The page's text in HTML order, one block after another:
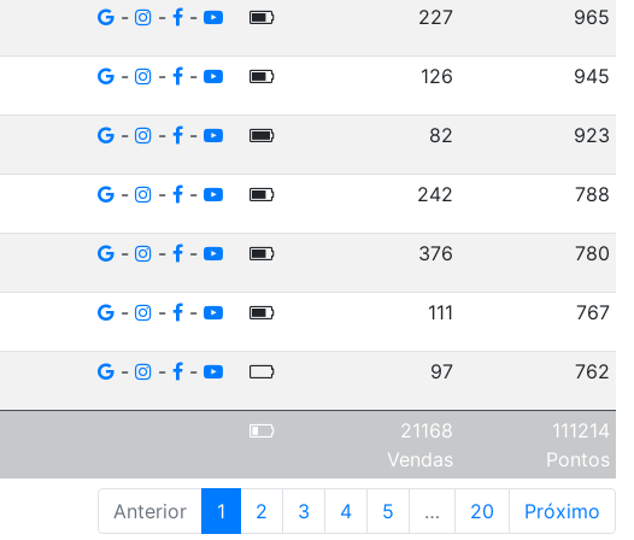
- - - 227 965
- - - 126 945
- - - 82 923
- - - 242 788
- - - 376 780
- - - 111 767
- - - 97 762
21168
Vendas
111214
Pontos
Anterior 1 2 3 4 5 … 20 Próximo